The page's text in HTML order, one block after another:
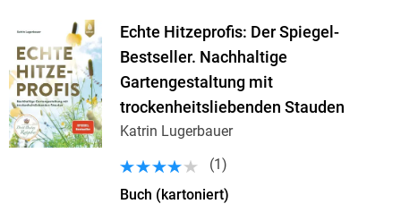
Echte Hitzeprofis: Der Spiegel-
Bestseller. Nachhaltige
Gartengestaltung mit
trockenheitsliebenden Stauden
Katrin Lugerbauer
(1 )
Buch (kartoniert)